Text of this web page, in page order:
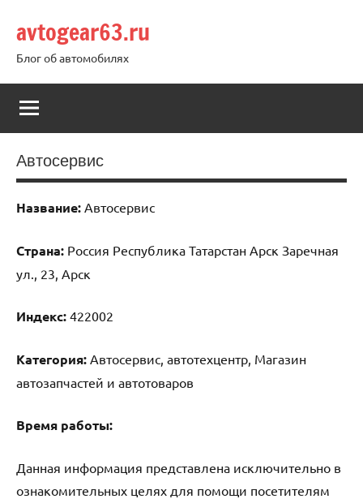
содержимому
avtogear63.ru
Блог об автомобилях
Автосервис
Название: Автосервис
Страна: Россия Республика Татарстан Арск Заречная
ул., 23, Арск
Индекс: 422002
Категория: Автосервис, автотехцентр, Магазин
автозапчастей и автотоваров
Время работы:
Данная информация представлена исключительно в
ознакомительных целях для помощи посетителям